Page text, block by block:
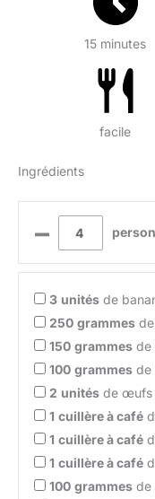
15 minutes
facile
Ingrédients
–
3 unités de
250 grammes
150 grammes de
100 grammes de
2 unités de œufs
1 cuillère à café
1 cuillère à café
1 cuillère à café
100 grammes de